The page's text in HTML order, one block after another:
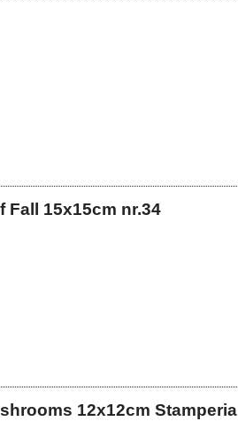
Fall 15x15cm nr.34
12x12cm Stamperia